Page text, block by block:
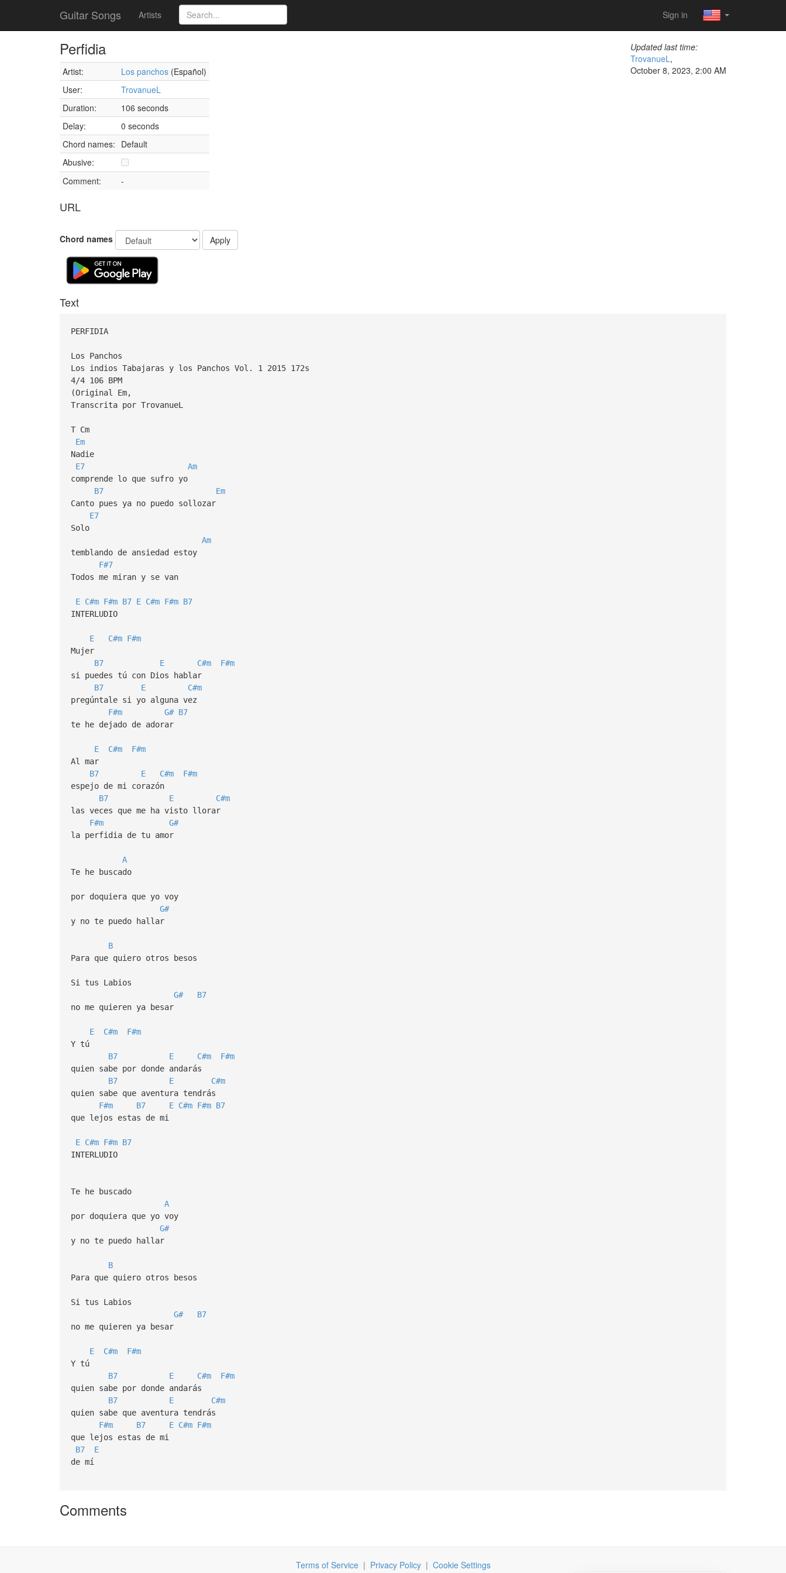
Guitar Songs Artists Sign in
Perfidia
Artist: Los panchos (Español)
User:
TrovanueL
Duration:
106 seconds
Delay:
0 seconds
Chord names: Default
Abusive:
Comment:
-
URL
Updated last time:
TrovanueL,
October 8, 2023, 2:00 AM
Chord names Apply
Text
PERFIDIA
Los Panchos
Los indios Tabajaras y los Panchos Vol. 1 2015 172s
4/4 106 BPM
(Original Em,
Transcrita por TrovanueL
T Cm
Em
Nadie
E7
Am
comprende lo que sufro yo
B7
Em
Canto pues ya no puedo sollozar
E7
Solo
Am
temblando de ansiedad estoy
F#7
Todos me miran y se van
E C#m F#m B7 E C#m F#m B7
INTERLUDIO
E C#m F#m
Mujer
B7
E C#m
F#m
si puedes tú con Dios hablar
B7
E
C#m
pregúntale si yo alguna vez
F#m
G# B7
te he dejado de adorar
E C#m
F#m
Al mar
B7
E C#m
F#m
espejo de mi corazón
B7
E
C#m
las veces que me ha visto llorar
F#m
G#
la perfidia de tu amor
A
Te he buscado
por doquiera que yo voy
G#
y no te puedo hallar
B
Para que quiero otros besos
Si tus Labios
G#
B7
no me quieren ya besar
E C#m
F#m
Y tú
B7
E C#m
F#m
quien sabe por donde andarás
B7
E
C#m
quien sabe que aventura tendrás
F#m
B7 E C#m F#m B7
que lejos estas de mi
E C#m F#m B7
INTERLUDIO
Te he buscado
A
por doquiera que yo voy
G#
y no te puedo hallar
B
Para que quiero otros besos
Si tus Labios
G#
B7
no me quieren ya besar
E C#m
F#m
Y tú
B7
E C#m
F#m
quien sabe por donde andarás
B7
E
C#m
quien sabe que aventura tendrás
F#m
B7 E C#m F#m
que lejos estas de mi
B7
E
de mí
Comments
Terms of Service| Privacy Policy| Cookie Settings